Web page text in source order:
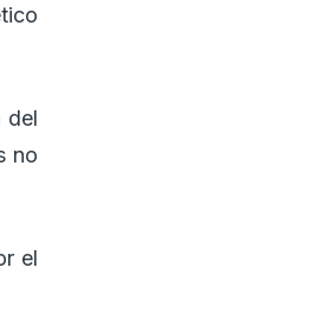
del
no
el